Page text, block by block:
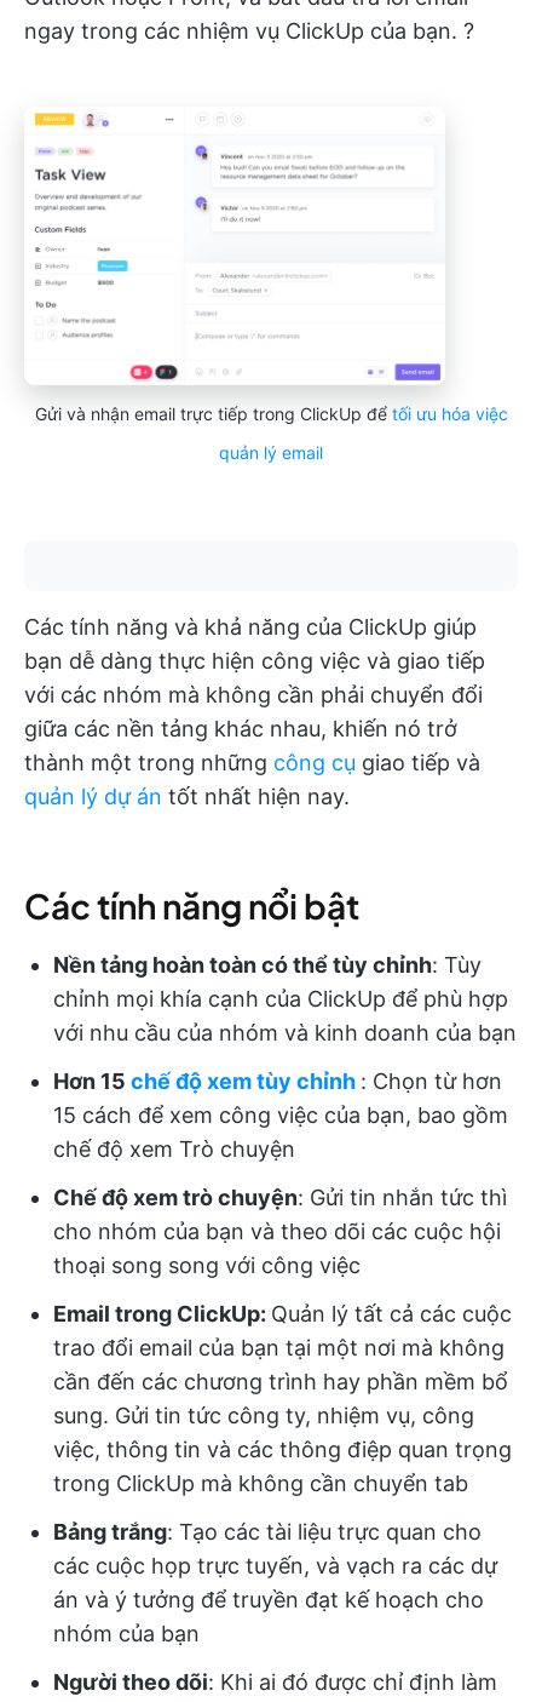
ngay trong các nhiệm vụ ClickUp của bạn. ?
Gửi và nhận email trực tiếp trong ClickUp để tối ưu hóa việc
quản lý email
Các tính năng và khả năng của ClickUp giúp
bạn dễ dàng thực hiện công việc và giao tiếp
với các nhóm mà không cần phải chuyển đổi
giữa các nền tảng khác nhau, khiến nó trở
thành một trong những công cụ giao tiếp và
quản lý dự án tốt nhất hiện nay.
Các tính năng nổi bật
Nền tảng hoàn toàn có thể tùy chỉnh: Tùy
chỉnh mọi khía cạnh của ClickUp để phù hợp
với nhu cầu của nhóm và kinh doanh của bạn
Hơn 15 chế độ xem tùy chỉnh : Chọn từ hơn
15 cách để xem công việc của bạn, bao gồm
chế độ xem Trò chuyện
Chế độ xem trò chuyện: Gửi tin nhắn tức thì
cho nhóm của bạn và theo dõi các cuộc hội
thoại song song với công việc
Email trong ClickUp: Quản lý tất cả các cuộc
trao đổi email của bạn tại một nơi mà không
cần đến các chương trình hay phần mềm bổ
sung. Gửi tin tức công ty, nhiệm vụ, công
việc, thông tin và các thông điệp quan trọng
trong ClickUp mà không cần chuyển tab
Bảng trắng: Tạo các tài liệu trực quan cho
các cuộc họp trực tuyến, và vạch ra các dự
án và ý tưởng để truyền đạt kế hoạch cho
nhóm của bạn
Người theo dõi: Khi ai đó được chỉ định làm